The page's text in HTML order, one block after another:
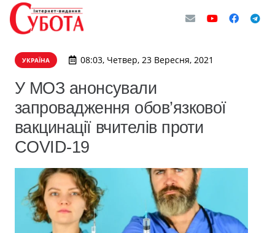
УКРАЇНА 08:03, Четвер, 23 Вересня, 2021
У МОЗ анонсували
запровадження обов’язкової
вакцинації вчителів проти
COVID-19